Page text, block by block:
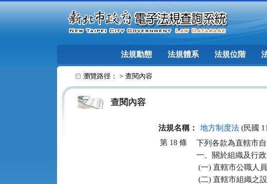
法規動態 法規體系 法規位階
瀏覽路徑： > 查閱內容
查閱內容
法規名稱： 地方制度法(民國
第 18 條
下列各款為直轄市自
一、關於組織及行
(一) 直轄市公職人
(二) 直轄市組織之設